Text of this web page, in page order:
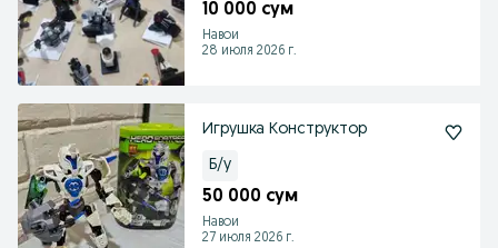
10 000 сум
Навои
28 июля 2026 г.
Игрушка Конструктор
Б/у
50 000 сум
Навои
27 июля 2026 г.